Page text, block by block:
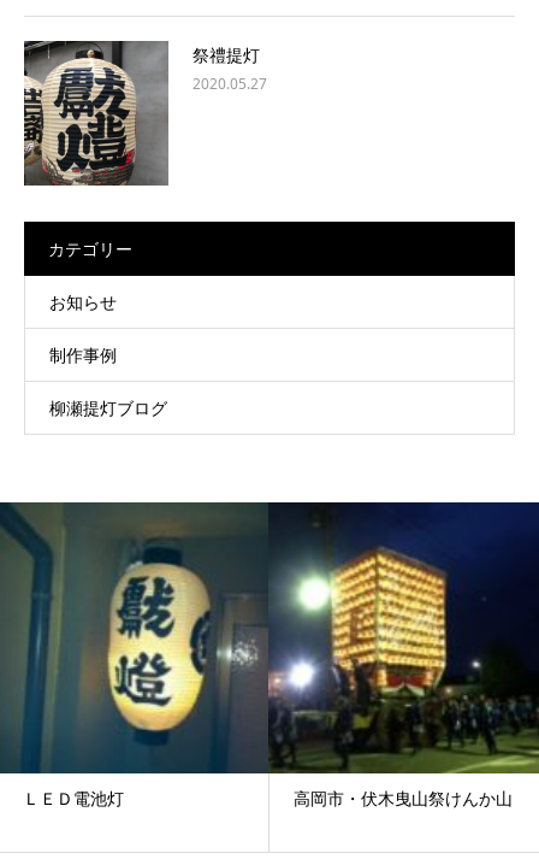
祭禮提灯
2020.05.27
カテゴリー
お知らせ
制作事例
柳瀬提灯ブログ
ＬＥＤ電池灯 高岡市・伏木曳山祭けんか山